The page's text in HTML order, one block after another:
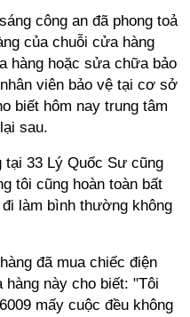
công an đã phong toả
của chuỗi cửa hàng
hàng hoặc sửa chữa bảo
viên bảo vệ tại cơ sở
biết hôm nay trung tâm
sau.
tại 33 Lý Quốc Sư cũng
tôi cũng hoàn toàn bất
làm bình thường không
đã mua chiếc điện
này cho biết: "Tôi
mấy cuộc đều không